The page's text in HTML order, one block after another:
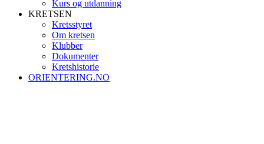
Kurs og utdanning
KRETSEN
Kretsstyret
Om kretsen
Klubber
Dokumenter
Kretshistorie
ORIENTERING.NO